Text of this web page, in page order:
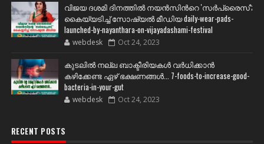
വിജയ ദശമി ദിനത്തില്‍ നയന്‍സിന്‍റെ 'സര്‍പ്രൈസ്';
കൈയ്യടിച്ച് സോഷ്യല്‍ മീഡിയ daily-wear-pads-
launched-by-nayanthara-on-vijayadashami-festival
webdesk Oct 24, 2023
കുടലിൽ നല്ല ബാക്ടീരിയകൾ വര്‍ധിക്കാന്‍
കഴിക്കേണ്ട ഏഴ് ഭക്ഷണങ്ങള്‍... 7-foods-to-increase-good-
bacteria-in-your-gut
webdesk Oct 24, 2023
RECENT POSTS